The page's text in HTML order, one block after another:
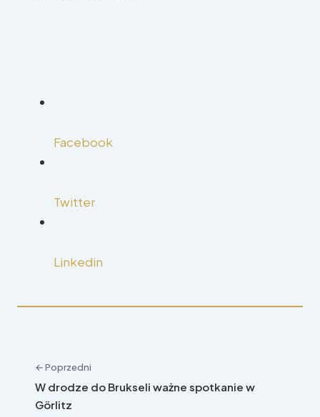
Facebook
Twitter
Linkedin
← Poprzedni
W drodze do Brukseli ważne spotkanie w
Görlitz